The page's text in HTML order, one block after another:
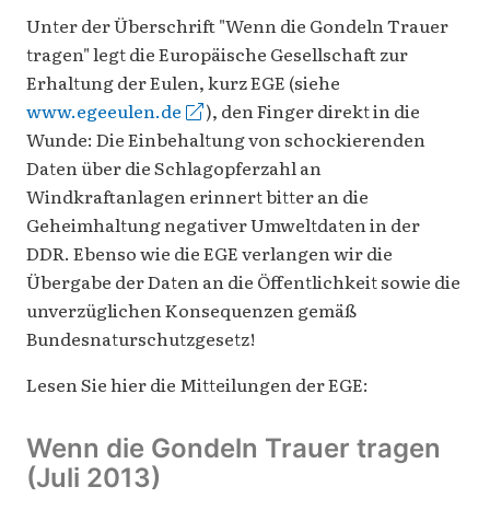
Unter der Überschrift "Wenn die Gondeln Trauer
tragen" legt die Europäische Gesellschaft zur
Erhaltung der Eulen, kurz EGE (siehe
www.egeeulen.de
), den Finger direkt in die
Wunde: Die Einbehaltung von schockierenden
Daten über die Schlagopferzahl an
Windkraftanlagen erinnert bitter an die
Geheimhaltung negativer Umweltdaten in der
DDR. Ebenso wie die EGE verlangen wir die
Übergabe der Daten an die Öffentlichkeit sowie die
unverzüglichen Konsequenzen gemäß
Bundesnaturschutzgesetz!
Lesen Sie hier die Mitteilungen der EGE:
Wenn die Gondeln Trauer tragen
(Juli 2013)